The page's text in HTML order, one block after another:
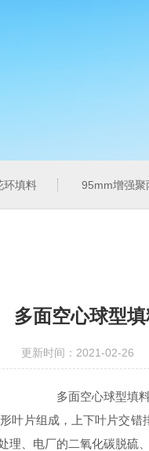
环填料 95mm增强聚
多面空心球型
更新时间：2021-02-26
多面空心球型填
叶片组成，上下叶片交
理、电厂的二氧化碳脱硫